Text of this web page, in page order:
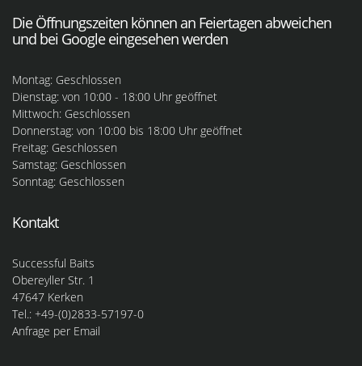
Die Öffnungszeiten können an Feiertagen abweichen
und bei Google eingesehen werden
Montag: Geschlossen
Dienstag: von 10:00 - 18:00 Uhr geöffnet
Mittwoch: Geschlossen
Donnerstag: von 10:00 bis 18:00 Uhr geöffnet
Freitag: Geschlossen
Samstag: Geschlossen
Sonntag: Geschlossen
Kontakt
Successful Baits
Obereyller Str. 1
47647 Kerken
Tel.: +49-(0)2833-57197-0
Anfrage per Email